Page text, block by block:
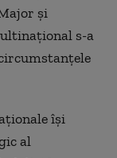
şi
s-a
îşi
al